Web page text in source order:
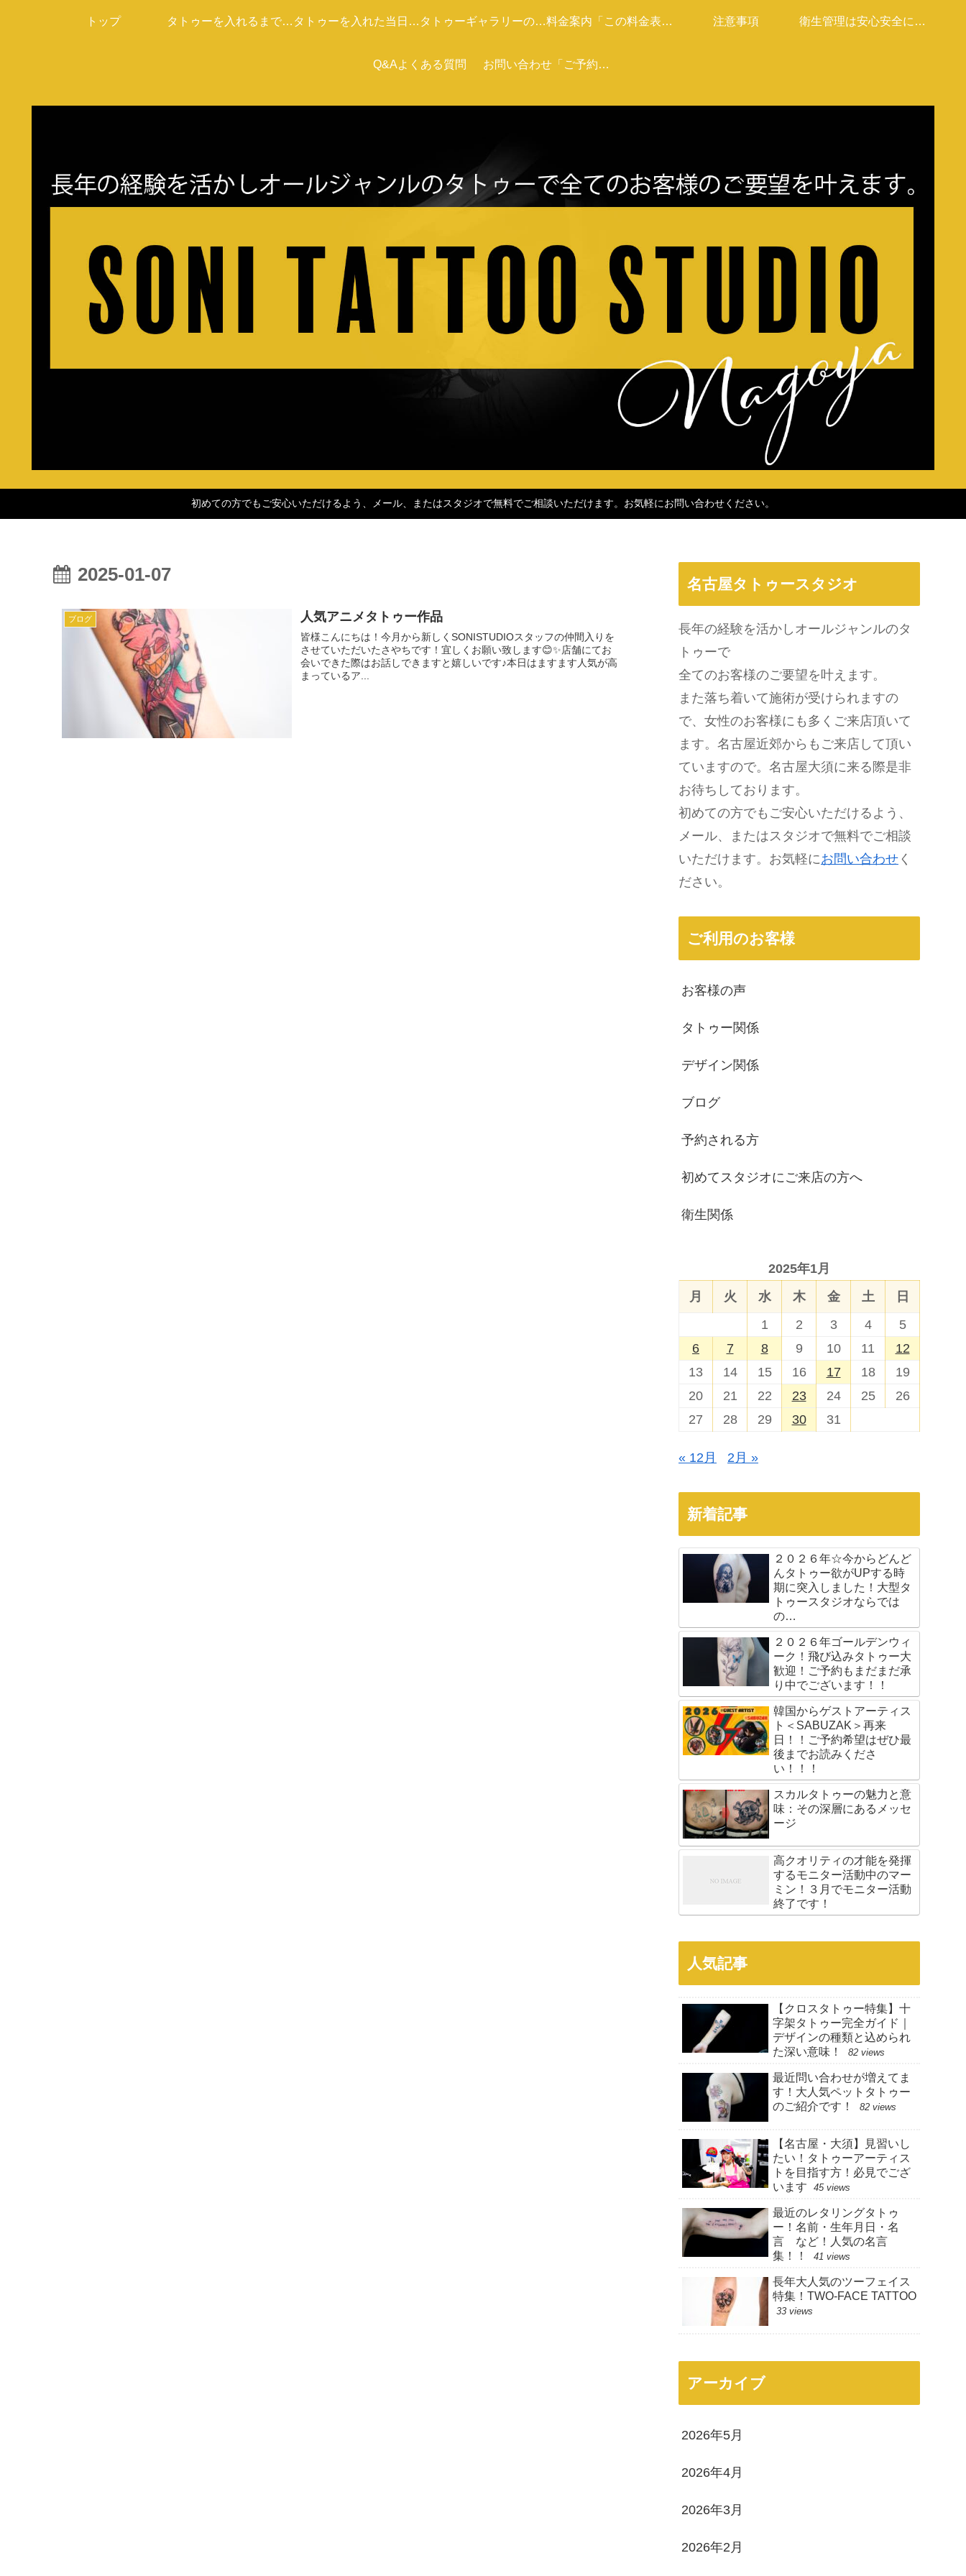
トップ タトゥーを入れるまでの タトゥーを入れた当日の タトゥーギャラリーの紹
介です
料金案内「この料金表は
あくまで目安です」
注意事項 衛生管理は安心安全に取
Q&Aよくある質問 お問い合わせ「ご予約ま
た相談の方は電話またメ
初めての方でもご安心いただけるよう、メール、またはスタジオで無料でご相談いただけます。お気軽にお問い合わせください。
2025-01-07
ブログ 人気アニメタトゥー作品
皆様こんにちは！今月から新しくSONISTUDIOスタッフの仲間入りを
させていただいたさやちです！宜しくお願い致します😊✨店舗にてお
会いできた際はお話しできますと嬉しいです♪本日はますます人気が高
まっているア...
名古屋タトゥースタジオ
長年の経験を活かしオールジャンルのタ
トゥーで
全てのお客様のご要望を叶えます。
また落ち着いて施術が受けられますの
で、女性のお客様にも多くご来店頂いて
ます。名古屋近郊からもご来店して頂い
ていますので。名古屋大須に来る際是非
お待ちしております。
初めての方でもご安心いただけるよう、
メール、またはスタジオで無料でご相談
いただけます。お気軽にお問い合わせ く
ださい。
ご利用のお客様
お客様の声
タトゥー関係
デザイン関係
ブログ
予約される方
初めてスタジオにご来店の方へ
衛生関係
2025年1月
月
火 水 木 金 土
日
1
2 3 4
5
6
7 8 9 10 11
12
13
14 15 16 17 18
19
20
21 22 23 24 25
26
27
28 29 30 31
« 12月 2月 »
新着記事
２０２６年☆今からどんど
んタトゥー欲がUPする時
期に突入しました！大型タ
トゥースタジオならでは
の…
２０２６年ゴールデンウィ
ーク！飛び込みタトゥー大
歓迎！ご予約もまだまだ承
り中でございます！！
韓国からゲストアーティス
ト＜SABUZAK＞再来
日！！ご予約希望はぜひ最
後までお読みくださ
い！！！
スカルタトゥーの魅力と意
味：その深層にあるメッセ
ージ
高クオリティの才能を発揮
するモニター活動中のマー
ミン！３月でモニター活動
終了です！
人気記事
【クロスタトゥー特集】十
字架タトゥー完全ガイド｜
デザインの種類と込められ
た深い意味！
82 views
最近問い合わせが増えてま
す！大人気ペットタトゥー
のご紹介です！
82 views
【名古屋・大須】見習いし
たい！タトゥーアーティス
トを目指す方！必見でござ
います
45 views
最近のレタリングタトゥ
ー！名前・生年月日・名
言 など！人気の名言
集！！
41 views
長年大人気のツーフェイス
特集！TWO-FACE TATTOO
33 views
アーカイブ
2026年5月
2026年4月
2026年3月
2026年2月